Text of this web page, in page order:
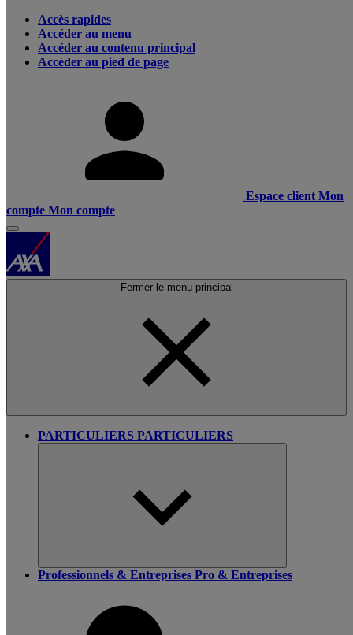
Accès rapides
Accéder au menu
Accéder au contenu principal
Accéder au pied de page
Espace client Mon
compte Mon compte
Fermer le menu principal
PARTICULIERS PARTICULIERS
Professionnels & Entreprises Pro & Entreprises